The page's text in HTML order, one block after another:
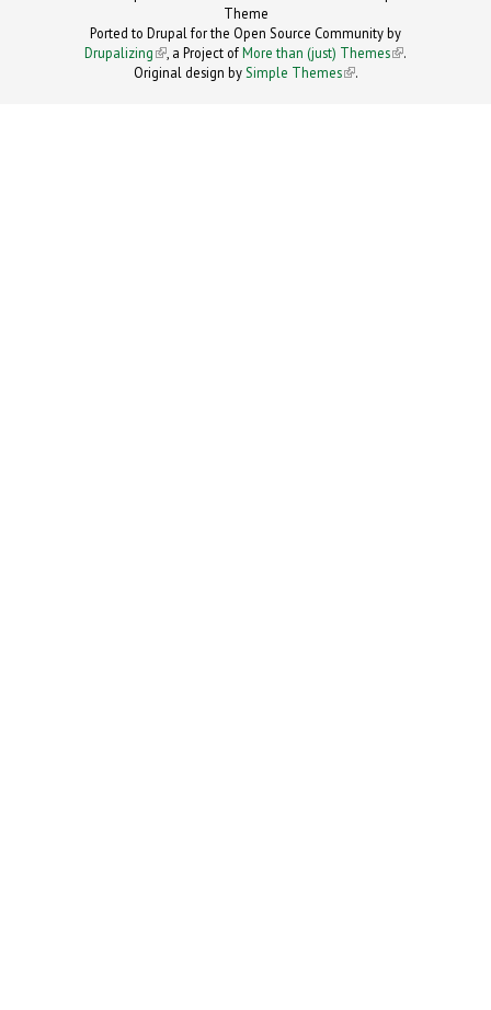
Theme
Ported to Drupal for the Open Source Community by
Drupalizing(link is external)
, a Project ofMore than (just) Themes (link is
.
Original design by Simple Themes
(link is
.